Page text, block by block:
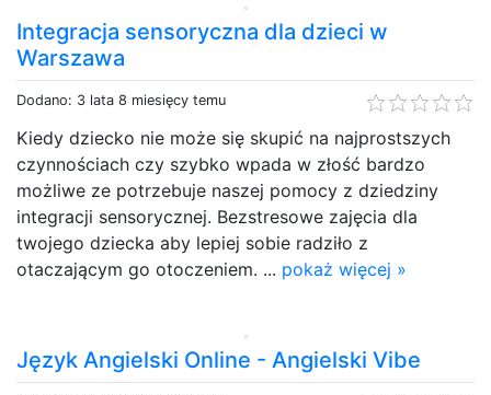
Integracja sensoryczna dla dzieci w
Warszawa
Dodano: 3 lata 8 miesięcy temu
Kiedy dziecko nie może się skupić na najprostszych
czynnościach czy szybko wpada w złość bardzo
możliwe ze potrzebuje naszej pomocy z dziedziny
integracji sensorycznej. Bezstresowe zajęcia dla
twojego dziecka aby lepiej sobie radziło z
otaczającym go otoczeniem. ... pokaż więcej »
Język Angielski Online - Angielski Vibe